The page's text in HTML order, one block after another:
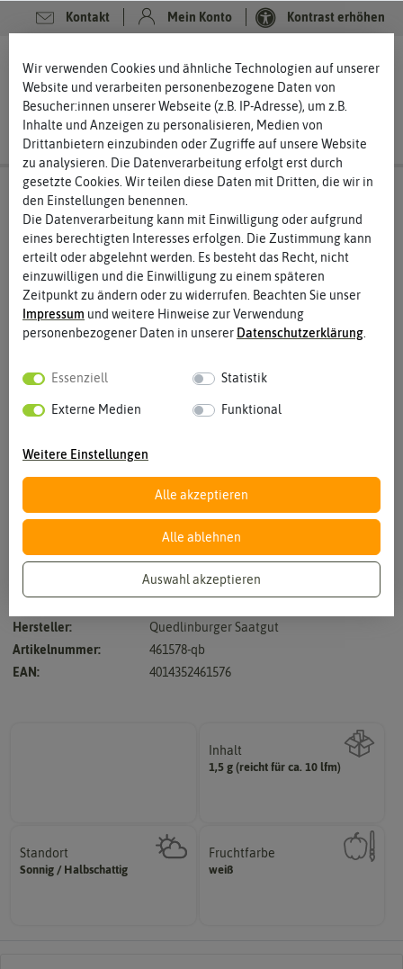
Kontakt Mein Konto Kontrast erhöhen
Rex - Schnellwüchsiger Sommerrettich
Hersteller:
Quedlinburger Saatgut
Artikelnummer:
461578-qb
EAN:
4014352461576
Inhalt
1,5 g (reicht für ca. 10 lfm)
Wie viel ist enthalten
Standort
Sonnig / Halbschattig
Pflanze? (schattig, halbschattig,
sonnig, vollsonnig)
Fruchtfarbe
weiß
sie nach dem Reifungsprozess
hat.
Wir verwenden Cookies und ähnliche Technologien auf unserer
Website und verarbeiten personenbezogene Daten von
Besucher:innen unserer Webseite (z.B. IP-Adresse), um z.B.
Inhalte und Anzeigen zu personalisieren, Medien von
Drittanbietern einzubinden oder Zugriffe auf unsere Website
zu analysieren. Die Datenverarbeitung erfolgt erst durch
gesetzte Cookies. Wir teilen diese Daten mit Dritten, die wir in
den Einstellungen benennen.
Die Datenverarbeitung kann mit Einwilligung oder aufgrund
eines berechtigten Interesses erfolgen. Die Zustimmung kann
erteilt oder abgelehnt werden. Es besteht das Recht, nicht
einzuwilligen und die Einwilligung zu einem späteren
Zeitpunkt zu ändern oder zu widerrufen. Beachten Sie unser
Impressum und weitere Hinweise zur Verwendung
personenbezogener Daten in unserer Daten­schutz­erklärung.
Essenziell Statistik
Externe Medien Funktional
Weitere Einstellungen
Alle akzeptieren
Alle ablehnen
Auswahl akzeptieren